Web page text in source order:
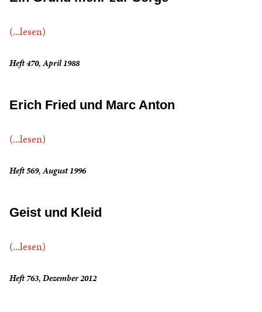
(...lesen)
Heft 470, April 1988
Erich Fried und Marc Anton
(...lesen)
Heft 569, August 1996
Geist und Kleid
(...lesen)
Heft 763, Dezember 2012